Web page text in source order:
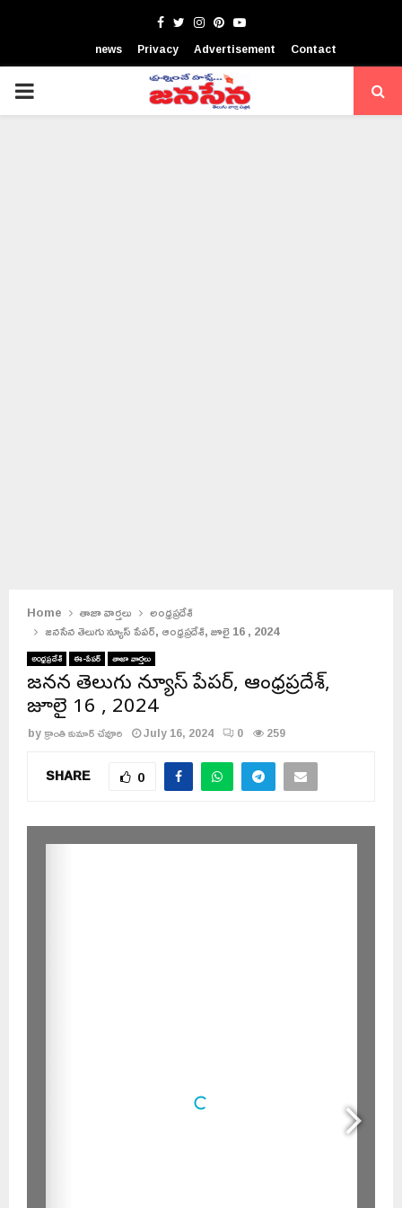
Facebook
TwitterInstagram
Pinterest
Youtube
news Privacy Advertisement Contact
PRIMARY
Home తాజా వార్తలు
అంధ్రప్రదేశ్
జనసేన తెలుగు న్యూస్ పేపర్, ఆంధ్రప్రదేశ్, జూలై 16 , 2024
అంధ్రప్రదేశ్ ఈ-పేపర్ తాజా వార్తలు
జనసేన తెలుగు న్యూస్ పేపర్, ఆంధ్రప్రదేశ్,
జూలై 16 , 2024
byక్రాంతి కుమార్ చేవూరి July 16, 2024 0 259
SHARE 0